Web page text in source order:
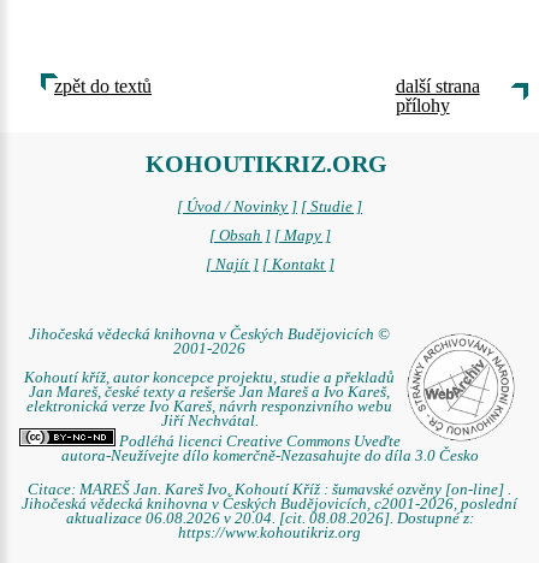
zpět do textů
další strana
přílohy
KOHOUTIKRIZ.ORG
[ Úvod / Novinky ] [ Studie ]
[ Obsah ] [ Mapy ]
[ Najít ] [ Kontakt ]
Jihočeská vědecká knihovna v Českých Budějovicích ©
2001-2026
Kohoutí kříž, autor koncepce projektu, studie a překladů
Jan Mareš, české texty a rešerše Jan Mareš a Ivo Kareš,
elektronická verze Ivo Kareš, návrh responzivního webu
Jiří Nechvátal.
Podléhá licenci Creative Commons Uveďte
autora-Neužívejte dílo komerčně-Nezasahujte do díla 3.0 Česko
Citace: MAREŠ Jan. Kareš Ivo. Kohoutí Kříž : šumavské ozvěny [on-line] .
Jihočeská vědecká knihovna v Českých Budějovicích, c2001-2026, poslední
aktualizace 06.08.2026 v 20.04. [cit. 08.08.2026]. Dostupné z:
https://www.kohoutikriz.org